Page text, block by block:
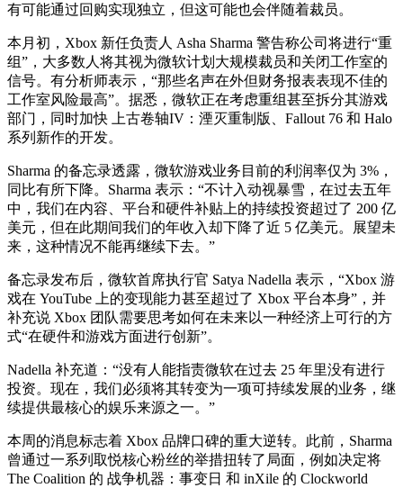
有可能通过回购实现独立，但这可能也会伴随着裁员。
本月初，Xbox 新任负责人 Asha Sharma 警告称公司将进行“重
组”，大多数人将其视为微软计划大规模裁员和关闭工作室的
信号。有分析师表示，“那些名声在外但财务报表表现不佳的
工作室风险最高”。据悉，微软正在考虑重组甚至拆分其游戏
部门，同时加快 上古卷轴IV：湮灭重制版、Fallout 76 和 Halo
系列新作的开发。
Sharma 的备忘录透露，微软游戏业务目前的利润率仅为 3%，
同比有所下降。Sharma 表示：“不计入动视暴雪，在过去五年
中，我们在内容、平台和硬件补贴上的持续投资超过了 200 亿
美元，但在此期间我们的年收入却下降了近 5 亿美元。展望未
来，这种情况不能再继续下去。”
备忘录发布后，微软首席执行官 Satya Nadella 表示，“Xbox 游
戏在 YouTube 上的变现能力甚至超过了 Xbox 平台本身”，并
补充说 Xbox 团队需要思考如何在未来以一种经济上可行的方
式“在硬件和游戏方面进行创新”。
Nadella 补充道：“没有人能指责微软在过去 25 年里没有进行
投资。现在，我们必须将其转变为一项可持续发展的业务，继
续提供最核心的娱乐来源之一。”
本周的消息标志着 Xbox 品牌口碑的重大逆转。此前，Sharma
曾通过一系列取悦核心粉丝的举措扭转了局面，例如决定将
The Coalition 的 战争机器：事变日 和 inXile 的 Clockworld